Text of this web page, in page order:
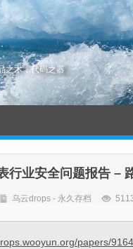
之术，代码之器
行业安全问题报告 –
乌云drops - 永久存档
papers/9164